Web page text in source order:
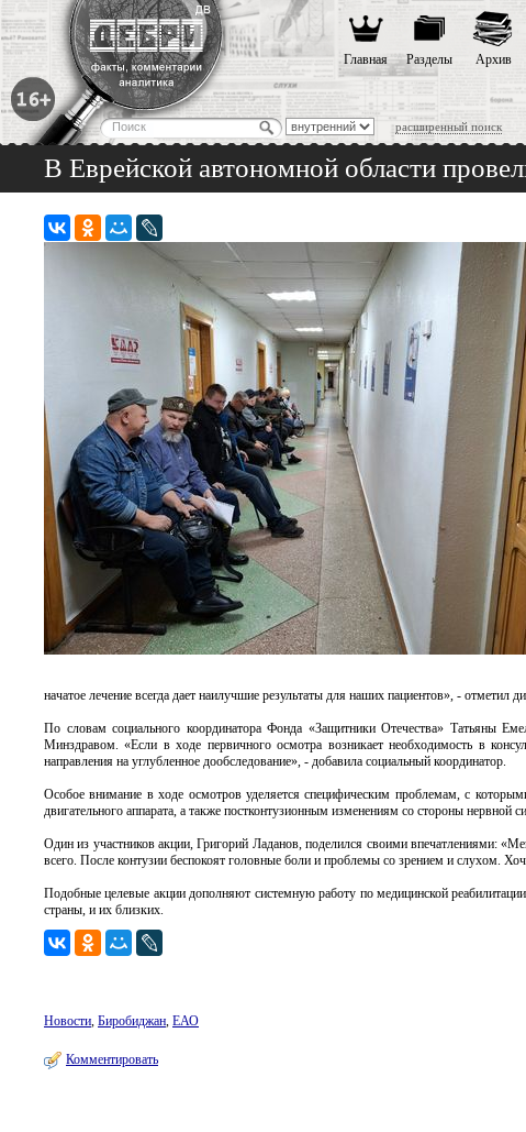
расширенный поиск
Главная Разделы Архив
В Еврейской автономной области
начатое лечение всегда дает наилучшие результаты для наших пациентов», - отметил
По словам социального координатора Фонда «Защитники Отечества» Татьяны
Минздравом. «Если в ходе первичного осмотра возникает необходимость в
направления на углубленное дообследование», - добавила социальный координатор.
Особое внимание в ходе осмотров уделяется специфическим проблемам, с
двигательного аппарата, а также постконтузионным изменениям со стороны нервной
Один из участников акции, Григорий Ладанов, поделился своими впечатлениями:
всего. После контузии беспокоят головные боли и проблемы со зрением и слухом.
Подобные целевые акции дополняют системную работу по медицинской
страны, и их близких.
Новости, Биробиджан, ЕАО
Комментировать